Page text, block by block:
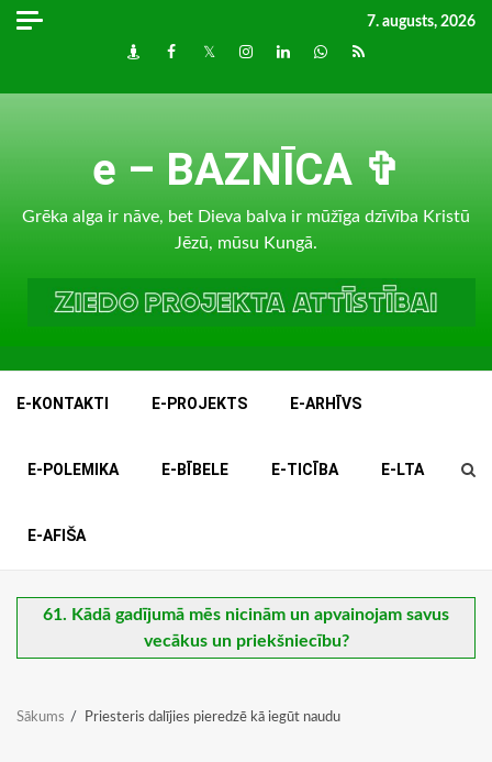
Skip
7. augusts, 2026
DraugiemFacebook
TwitterInstagram
LinkedInwhatsapp
RSS
e – BAZNĪCA ✞
Grēka alga ir nāve, bet Dieva balva ir mūžīga dzīvība Kristū
Jēzū, mūsu Kungā.
E-KONTAKTI E-PROJEKTS E-ARHĪVS
E-POLEMIKA E-BĪBELE E-TICĪBA E-LTA
E-AFIŠA
61. Kādā gadījumā mēs nicinām un apvainojam savus
vecākus un priekšniecību?
Sākums Priesteris dalījies pieredzē kā iegūt naudu